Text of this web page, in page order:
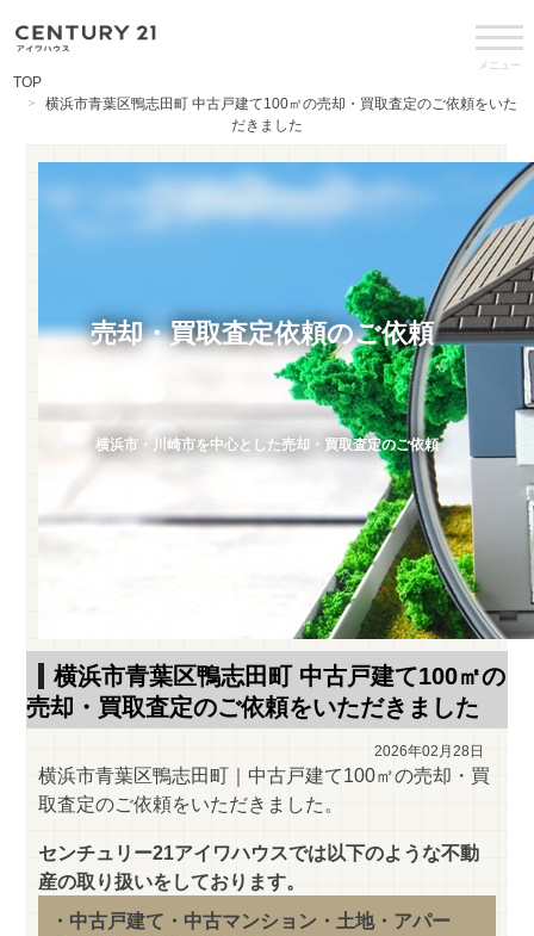
メニュー
TOP
横浜市青葉区鴨志田町 中古戸建て100㎡の売却・買取査定のご依頼をいた
だきました
売却・買取査定依頼のご依頼
横浜市・川崎市を中心とした売却・買取査定のご依頼
横浜市青葉区鴨志田町 中古戸建て100㎡の
売却・買取査定のご依頼をいただきました
2026年02月28日
横浜市青葉区鴨志田町｜中古戸建て100㎡の売却・買
取査定のご依頼をいただきました。
センチュリー21アイワハウスでは以下のような不動
産の取り扱いをしております。
・中古戸建て・中古マンション・土地・アパー